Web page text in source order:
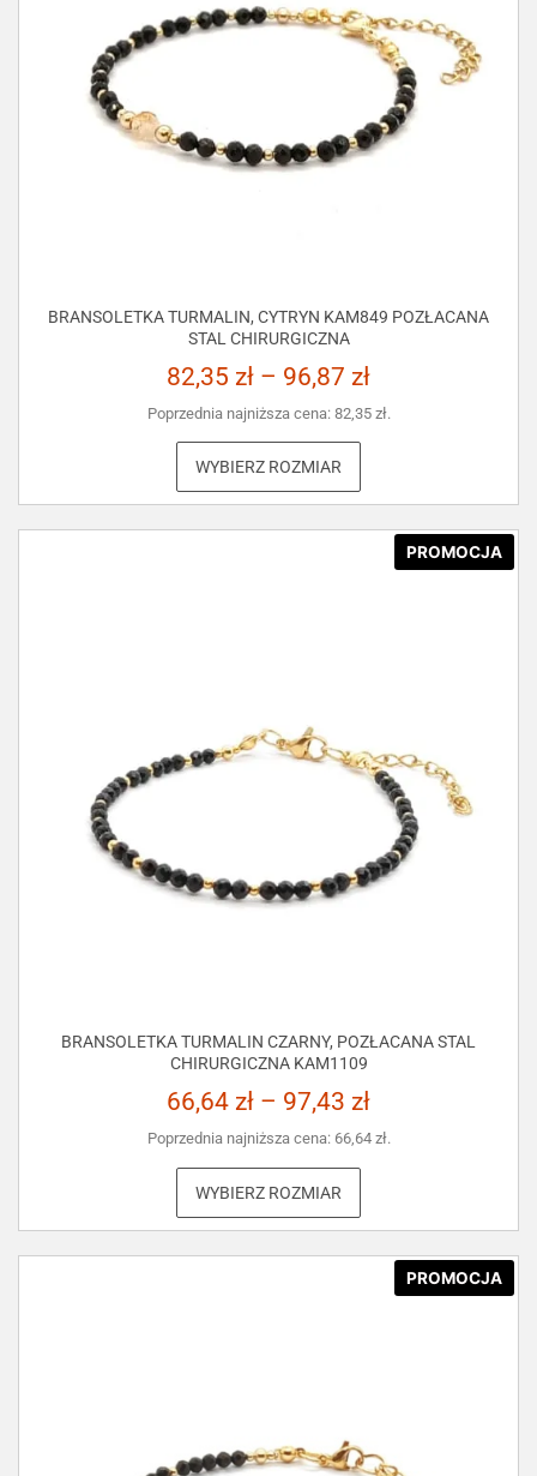
BRANSOLETKA TURMALIN, CYTRYN KAM849 POZŁACANA
STAL CHIRURGICZNA
82,35 zł – 96,87 zł
Poprzednia najniższa cena: 82,35 zł.
WYBIERZ ROZMIAR
PROMOCJA
BRANSOLETKA TURMALIN CZARNY, POZŁACANA STAL
CHIRURGICZNA KAM1109
66,64 zł – 97,43 zł
Poprzednia najniższa cena: 66,64 zł.
WYBIERZ ROZMIAR
PROMOCJA